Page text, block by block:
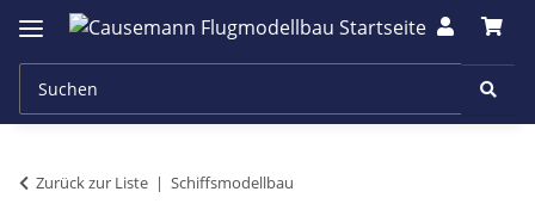
Zurück zur Liste Schiffsmodellbau